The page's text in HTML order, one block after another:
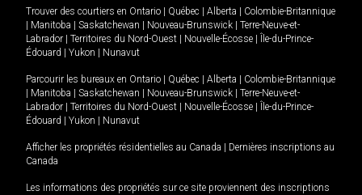
Trouver des courtiers en Ontario Québec Alberta
Colombie-Britannique
Manitoba Saskatchewan Nouveau-Brunswick
Terre-Neuve-et-
Labrador
Territoires du Nord-Ouest Nouvelle-Écosse
Île-du-Prince-
Édouard
Yukon Nunavut
Parcourir les bureaux en Ontario Québec Alberta
Colombie-Britannique
Manitoba Saskatchewan Nouveau-Brunswick
Terre-Neuve-et-
Labrador
Territoires du Nord-Ouest Nouvelle-Écosse
Île-du-Prince-
Édouard
Yukon Nunavut
Afficher les propriétés résidentielles au Canada
Dernières inscriptions au
Canada
Les informations des propriétés sur ce site proviennent des inscriptions